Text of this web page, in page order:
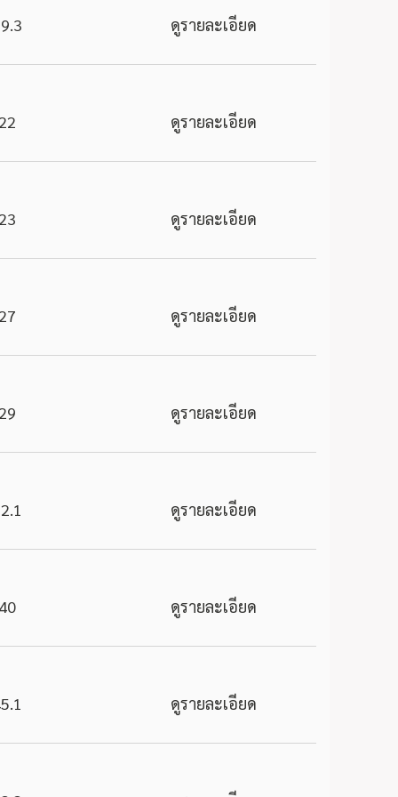
ดูรายละเอียด
ดูรายละเอียด
ดูรายละเอียด
ดูรายละเอียด
ดูรายละเอียด
ดูรายละเอียด
ดูรายละเอียด
ดูรายละเอียด